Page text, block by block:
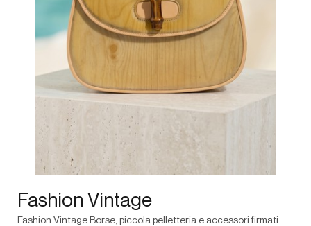
Fashion Vintage
Fashion Vintage Borse, piccola pelletteria e accessori firmati